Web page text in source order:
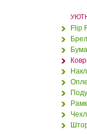
Flip